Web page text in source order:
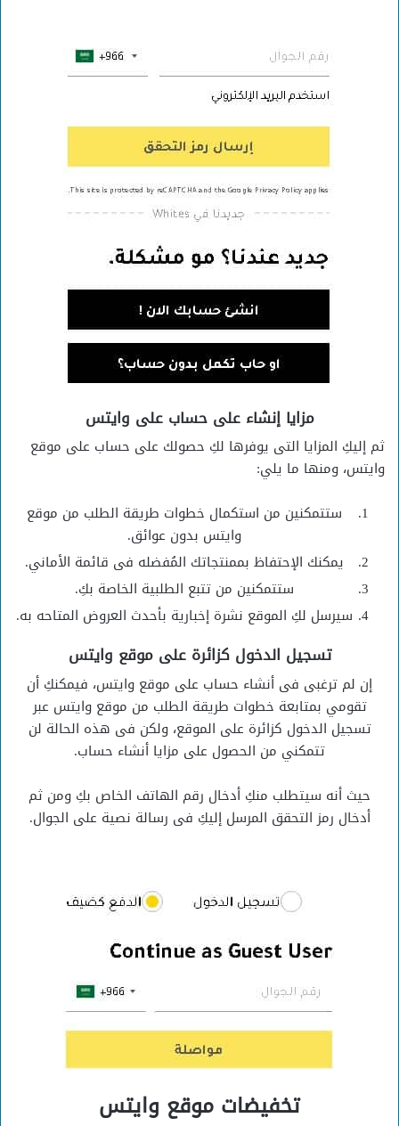
مزايا إنشاء على حساب على وايتس
ثم إليكِ المزايا التى يوفرها لكِ حصولك على حساب على موقع
وايتس، ومنها ما يلي:
ستتمكنين من استكمال خطوات طريقة الطلب من موقع
وايتس بدون عوائق.
يمكنك الإحتفاظ بممنتجاتك المُفضله فى قائمة الأماني.
ستتمكنين من تتبع الطلبية الخاصة بكِ.
سيرسل لكِ الموقع نشرة إخبارية بأحدث العروض المتاحه به.
تسجيل الدخول كزائرة على موقع وايتس
إن لم ترغبى فى أنشاء حساب على موقع وايتس، فيمكنكِ أن
تقومي بمتابعة خطوات طريقة الطلب من موقع وايتس عبر
تسجيل الدخول كزائرة على الموقع، ولكن فى هذه الحالة لن
تتمكني من الحصول على مزايا أنشاء حساب.
حيث أنه سيتطلب منكِ أدخال رقم الهاتف الخاص بكِ ومن ثم
أدخال رمز التحقق المرسل إليكِ فى رسالة نصية على الجوال.
تخفيضات موقع وايتس